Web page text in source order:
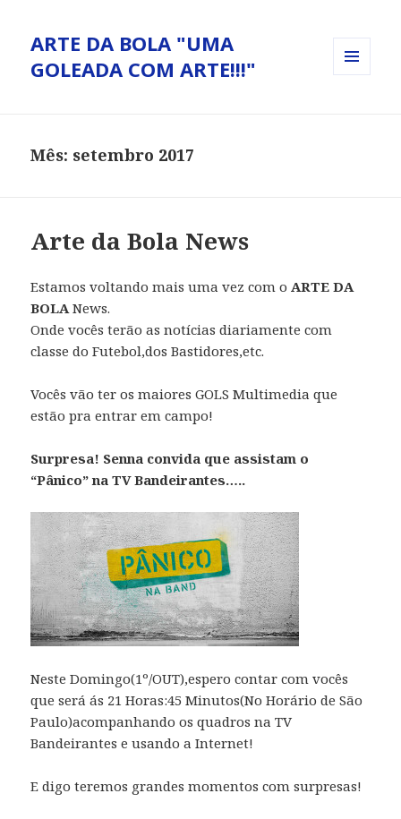
ARTE DA BOLA "UMA
GOLEADA COM ARTE!!!"
Mês: setembro 2017
Arte da Bola News
Estamos voltando mais uma vez com oARTE DA
BOLANews.
Onde vocês terão as notícias diariamente com
classe do Futebol,dos Bastidores,etc.
Vocês vão ter os maiores GOLS Multimedia que
estão pra entrar em campo!
Surpresa! Senna convida que assistam o
“Pânico” na TV Bandeirantes…..
Neste Domingo(1º/OUT),espero contar com vocês
que será ás 21 Horas:45 Minutos(No Horário de São
Paulo)acompanhando os quadros na TV
Bandeirantes e usando a Internet!
E digo teremos grandes momentos com surpresas!